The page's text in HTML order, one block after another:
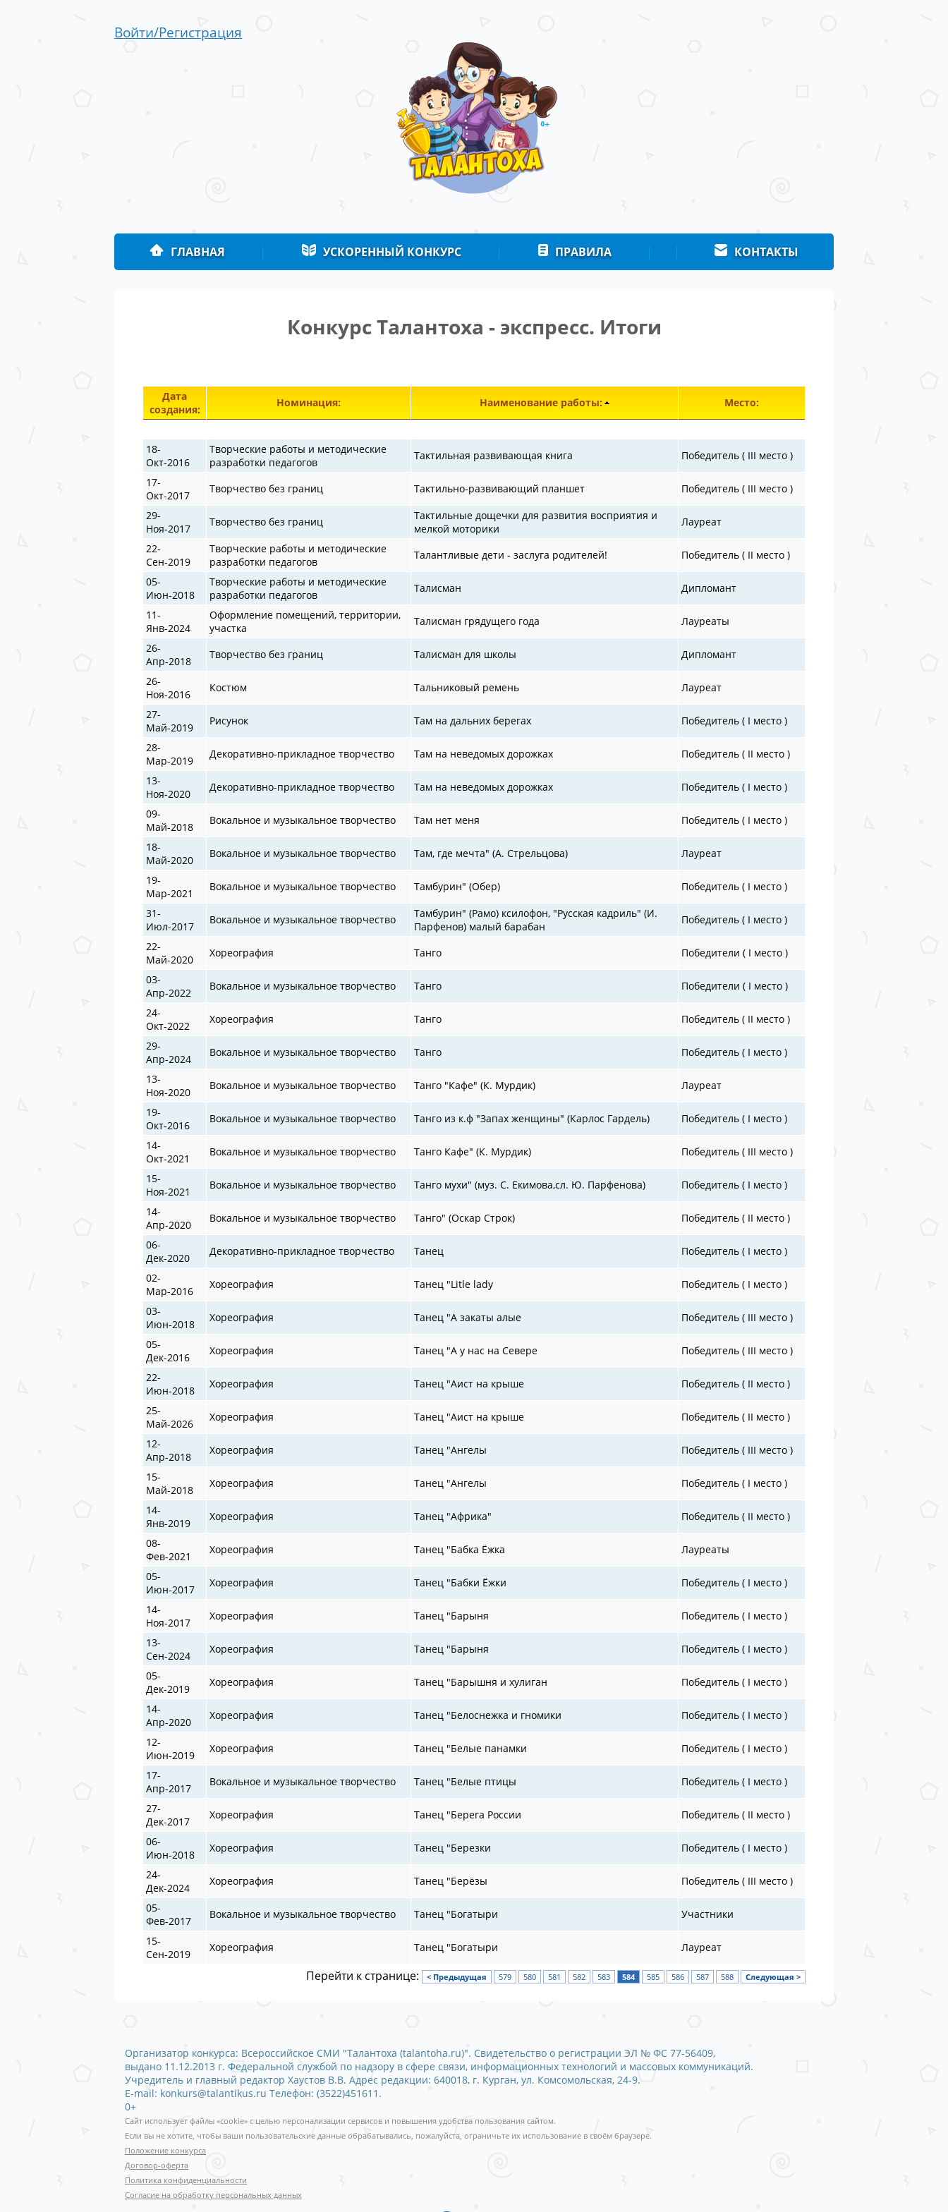
Войти/Регистрация
ГЛАВНАЯ | УСКОРЕННЫЙ КОНКУРС | ПРАВИЛА | | КОНТАКТЫ
Конкурс Талантоха - экспресс. Итоги
Дата
создания:
Номинация: Наименование работы: Место:
18-
Окт-2016
Творческие работы и методические
разработки педагогов
Тактильная развивающая книга
Победитель ( III место )
17-
Окт-2017
Творчество без границ Тактильно-развивающий планшет
Победитель ( III место )
29-
Ноя-2017
Творчество без границ
Тактильные дощечки для развития восприятия и
мелкой моторики
Лауреат
22-
Сен-2019
Творческие работы и методические
разработки педагогов
Талантливые дети - заслуга родителей!
Победитель ( II место )
05-
Июн-2018
Творческие работы и методические
разработки педагогов
Талисман
Дипломант
11-
Янв-2024
Оформление помещений, территории,
участка
Талисман грядущего года
Лауреаты
26-
Апр-2018
Творчество без границ Талисман для школы
Дипломант
26-
Ноя-2016
Костюм Тальниковый ремень
Лауреат
27-
Май-2019
Рисунок Там на дальних берегах
Победитель ( I место )
28-
Мар-2019
Декоративно-прикладное творчество Там на неведомых дорожках
Победитель ( II место )
13-
Ноя-2020
Декоративно-прикладное творчество Там на неведомых дорожках
Победитель ( I место )
09-
Май-2018
Вокальное и музыкальное творчество Там нет меня
Победитель ( I место )
18-
Май-2020
Вокальное и музыкальное творчество Там, где мечта" (А. Стрельцова)
Лауреат
19-
Мар-2021
Вокальное и музыкальное творчество Тамбурин" (Обер)
Победитель ( I место )
31-
Июл-2017
Вокальное и музыкальное творчество
Тамбурин" (Рамо) ксилофон, "Русская кадриль" (И.
Парфенов) малый барабан
Победитель ( I место )
22-
Май-2020
Хореография Танго
Победители ( I место )
03-
Апр-2022
Вокальное и музыкальное творчество Танго
Победители ( I место )
24-
Окт-2022
Хореография Танго
Победитель ( II место )
29-
Апр-2024
Вокальное и музыкальное творчество Танго
Победитель ( I место )
13-
Ноя-2020
Вокальное и музыкальное творчество Танго "Кафе" (К. Мурдик)
Лауреат
19-
Окт-2016
Вокальное и музыкальное творчество Танго из к.ф "Запах женщины" (Карлос Гардель)
Победитель ( I место )
14-
Окт-2021
Вокальное и музыкальное творчество Танго Кафе" (К. Мурдик)
Победитель ( III место )
15-
Ноя-2021
Вокальное и музыкальное творчество Танго мухи" (муз. С. Екимова,сл. Ю. Парфенова)
Победитель ( I место )
14-
Апр-2020
Вокальное и музыкальное творчество Танго" (Оскар Строк)
Победитель ( II место )
06-
Дек-2020
Декоративно-прикладное творчество Танец
Победитель ( I место )
02-
Мар-2016
Хореография Танец "Litle lady
Победитель ( I место )
03-
Июн-2018
Хореография Танец "А закаты алые
Победитель ( III место )
05-
Дек-2016
Хореография Танец "А у нас на Севере
Победитель ( III место )
22-
Июн-2018
Хореография Танец "Аист на крыше
Победитель ( II место )
25-
Май-2026
Хореография Танец "Аист на крыше
Победитель ( II место )
12-
Апр-2018
Хореография Танец "Ангелы
Победитель ( III место )
15-
Май-2018
Хореография Танец "Ангелы
Победитель ( I место )
14-
Янв-2019
Хореография Танец "Африка"
Победитель ( II место )
08-
Фев-2021
Хореография Танец "Бабка Ёжка
Лауреаты
05-
Июн-2017
Хореография Танец "Бабки Ёжки
Победитель ( I место )
14-
Ноя-2017
Хореография Танец "Барыня
Победитель ( I место )
13-
Сен-2024
Хореография Танец "Барыня
Победитель ( I место )
05-
Дек-2019
Хореография Танец "Барышня и хулиган
Победитель ( I место )
14-
Апр-2020
Хореография Танец "Белоснежка и гномики
Победитель ( I место )
12-
Июн-2019
Хореография Танец "Белые панамки
Победитель ( I место )
17-
Апр-2017
Вокальное и музыкальное творчество Танец "Белые птицы
Победитель ( I место )
27-
Дек-2017
Хореография Танец "Берега России
Победитель ( II место )
06-
Июн-2018
Хореография Танец "Березки
Победитель ( I место )
24-
Дек-2024
Хореография Танец "Берёзы
Победитель ( III место )
05-
Фев-2017
Вокальное и музыкальное творчество Танец "Богатыри
Участники
15-
Сен-2019
Хореография Танец "Богатыри Лауреат
Перейти к странице: < Предыдущая 579 580 581 582 583 584 585 586 587 588 Следующая >
Организатор конкурса: Всероссийское СМИ "Талантоха (talantoha.ru)". Свидетельство о регистрации ЭЛ № ФС 77-56409,
выдано 11.12.2013 г. Федеральной службой по надзору в сфере связи, информационных технологий и массовых коммуникаций.
Учредитель и главный редактор Хаустов В.В. Адрес редакции: 640018, г. Курган, ул. Комсомольская, 24-9.
E-mail: konkurs@talantikus.ru Телефон: (3522)451611.
0+
Сайт использует файлы «cookie» с целью персонализации сервисов и повышения удобства пользования сайтом.
Если вы не хотите, чтобы ваши пользовательские данные обрабатывались, пожалуйста, ограничьте их использование в своём браузере.
Положение конкурса
Договор-оферта
Политика конфиденциальности
Согласие на обработку персональных данных